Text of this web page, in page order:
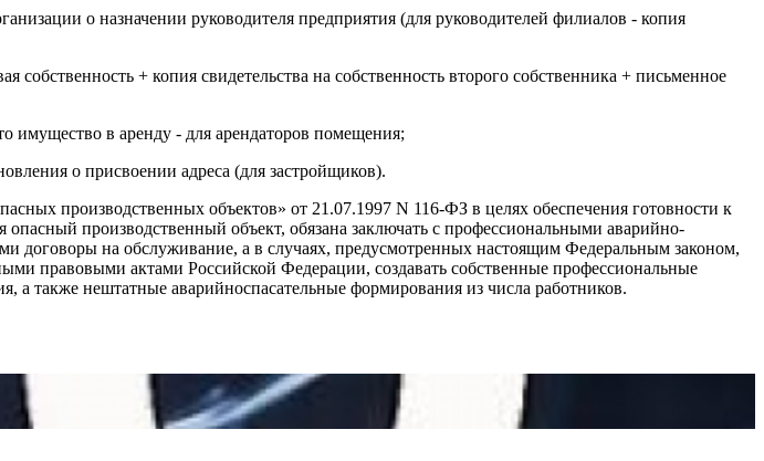
о назначении руководителя предприятия (для руководителей филиалов - копия
собственность + копия свидетельства на собственность второго собственника + письменное
имущество в аренду - для арендаторов помещения;
о присвоении адреса (для застройщиков).
производственных объектов» от 21.07.1997 N 116-ФЗ в целях обеспечения готовности к
производственный объект, обязана заключать с профессиональными аварийно-
на обслуживание, а в случаях, предусмотренных настоящим Федеральным законом,
правовыми актами Российской Федерации, создавать собственные профессиональные
также нештатные аварийно­спасательные формирования из числа работников.